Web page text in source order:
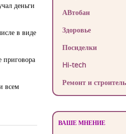
деньги
в виде
приговора
всем
АВтобан
Здоровье
Посиделки
Hi-tech
Ремонт и
ВАШЕ МНЕНИЕ